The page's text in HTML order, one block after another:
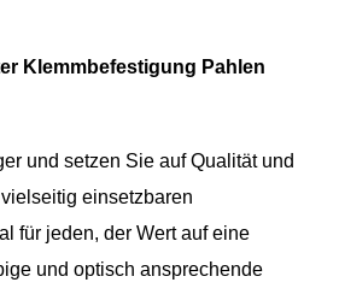
Klemmbefestigung Pahlen
und setzen Sie auf Qualität und
einsetzbaren
für jeden, der Wert auf eine
und optisch ansprechende